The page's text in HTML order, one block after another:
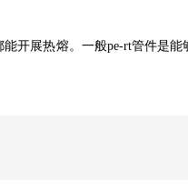
能开展热熔。一般pe-rt管件是能